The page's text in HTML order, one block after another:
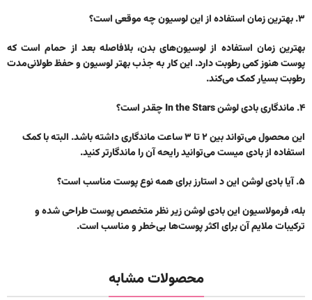
۳. بهترین زمان استفاده از این لوسیون چه موقعی است؟
بهترین زمان استفاده از لوسیون‌های بدن، بلافاصله بعد از حمام است که
پوست هنوز کمی رطوبت دارد. این کار به جذب بهتر لوسیون و حفظ طولانی‌مدت
رطوبت بسیار کمک می‌کند.
۴. ماندگاری بادی لوشن In the Stars چقدر است؟
این محصول می‌تواند بین ۲ تا ۳ ساعت ماندگاری داشته باشد. البته با کمک
استفاده از بادی میست می‌توانید رایحه آن را ماندگارتر کنید.
۵. آیا بادی لوشن این د استارز برای همه نوع پوست مناسب است؟
بله، فرمولاسیون این بادی لوشن زیر نظر متخصص پوست طراحی شده و
ترکیبات ملایم آن برای اکثر پوست‌ها بی‌خطر و مناسب است.
محصولات مشابه